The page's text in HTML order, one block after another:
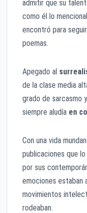
admitir que su
como él lo
encontró para
poemas.
Apegado al
de la clase media
grado de sarcasmo
siempre aludía en
Con una vida
publicaciones que
por sus
emociones estaban
movimientos
rodeaban.